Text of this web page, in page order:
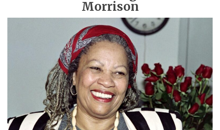
Morrison